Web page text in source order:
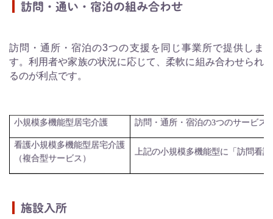
訪問・通い・宿泊の組み合わせ
訪問・通所・宿泊の3つの支援を同じ事業所で提供しま
す。利用者や家族の状況に応じて、柔軟に組み合わせられ
るのが利点です。
小規模多機能型居宅介護 訪問・通所・宿泊の3つのサービス
看護小規模多機能型居宅介護
（複合型サービス）
上記の小規模多機能型に「訪問看
施設入所